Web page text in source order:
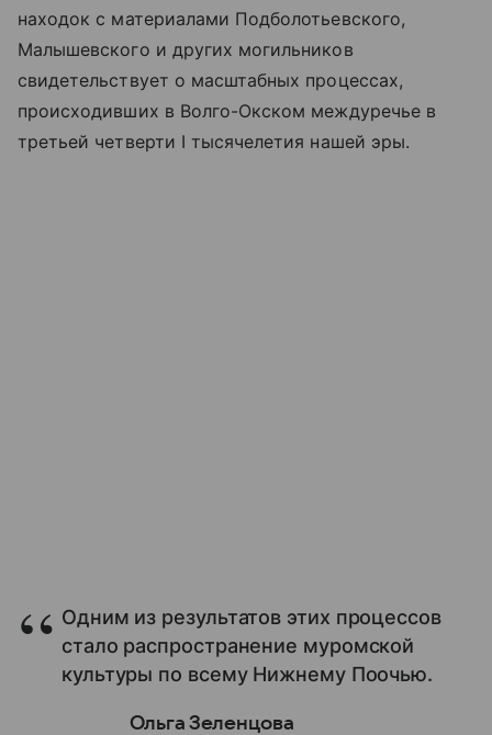
находок с материалами Подболотьевского,
Малышевского и других могильников
свидетельствует о масштабных процессах,
происходивших в Волго-Окском междуречье в
третьей четверти I тысячелетия нашей эры.
Одним из результатов этих процессов
стало распространение муромской
культуры по всему Нижнему Поочью.
Ольга Зеленцова